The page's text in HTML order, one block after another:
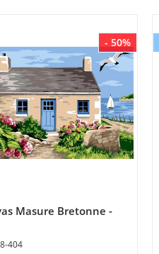
- 50%
Masure Bretonne -
404